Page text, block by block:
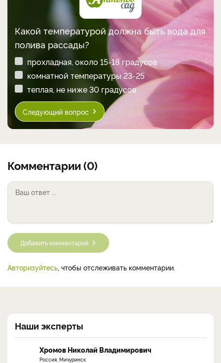
Какой температурой должна быть вода для
полива рассады?
прохладная, около 15-18 градусов
комнатной температуры 23-25
теплая, не ниже 30 градусов
Следующий вопрос
Комментарии (0)
Добавить комментарий
Авторизуйтесь , чтобы отслеживать комментарии.
Наши эксперты
Хромов Николай Владимирович
Россия, Мичуринск